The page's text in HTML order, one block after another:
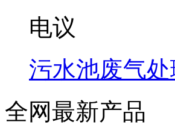
电议
污水池废气
全网最新产品